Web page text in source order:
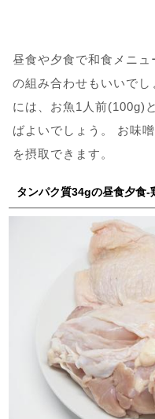
昼食や夕食で和食メニ
の組み合わせもいいで
には、お魚1人前(100g)
ばよいでしょう。 お味
を摂取できます。
タンパク質34gの昼食夕食-